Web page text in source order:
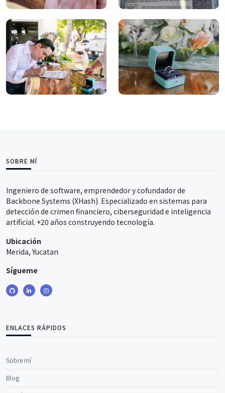
SOBRE MÍ
Ingeniero de software, emprendedor y cofundador de
Backbone Systems (XHash). Especializado en sistemas para
detección de crimen financiero, ciberseguridad e inteligencia
artificial. +20 años construyendo tecnología.
Ubicación
Merida, Yucatan
Sígueme
ENLACES RÁPIDOS
Sobre mí
Blog